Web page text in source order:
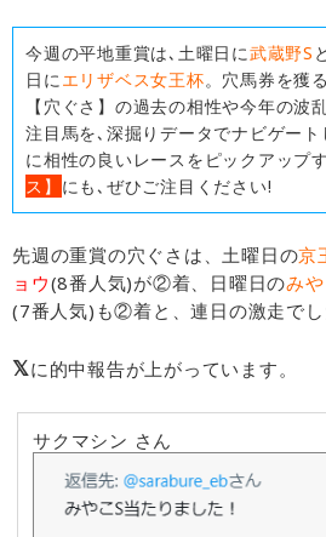
o
今週の平地重賞は､土曜日に武蔵野S と
日にエリザベス女王杯。穴馬券を獲
【穴ぐさ】の過去の相性や今年の波
注目馬を､深掘りデータでナビゲー
に相性の良いレースをピックアップ
ス】 にも､ぜひご注目ください!
先週の重賞の穴ぐさは、土曜日の京
ョウ(8番人気)が②着、日曜日のみ
(7番人気)も②着と、連日の激走でし
𝕏に的中報告が上がっています。
サクマシン さん